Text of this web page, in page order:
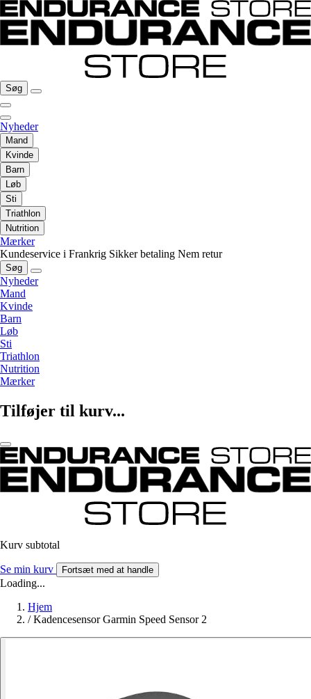
Søg
Nyheder
Mand
Kvinde
Barn
Løb
Sti
Triathlon
Nutrition
Mærker
Kundeservice i Frankrig Sikker betaling Nem retur
Søg
Nyheder
Mand
Kvinde
Barn
Løb
Sti
Triathlon
Nutrition
Mærker
Tilføjer til kurv...
Kurv subtotal
Se min kurv Fortsæt med at handle
Loading...
Hjem
/ Kadencesensor Garmin Speed Sensor 2